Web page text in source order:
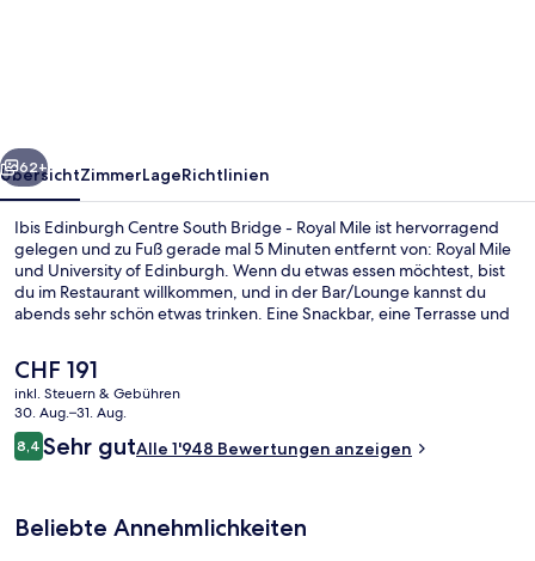
Royal
Mile
Weiter
62+
ÜbersichtZimmerLageRichtlinien
Ibis Edinburgh Centre South Bridge - Royal Mile ist hervorragend
gelegen und zu Fuß gerade mal 5 Minuten entfernt von: Royal Mile
und University of Edinburgh. Wenn du etwas essen möchtest, bist
du im Restaurant willkommen, und in der Bar/Lounge kannst du
abends sehr schön etwas trinken. Eine Snackbar, eine Terrasse und
lieben das hilfsbereite Personal und das Frühstück. Die öffentlichen
Verkehrsmittel sind nur einen kurzen Fußmarsch entfernt: Zur
Straßenbahnhaltestelle St Andrew Square sind es 11 Minuten und
zur Straßenbahnhaltestelle Princes Street 13 Minuten.
Der
aktuelle
Preis
beträgt
CHF 191.
CHF 191
inkl. Steuern & Gebühren
30. Aug.–31. Aug.
Bewertungen
8,48,4 von 10.
Sehr gutAlle 1'948 Bewertungen anzeigen
Beliebte Annehmlichkeiten